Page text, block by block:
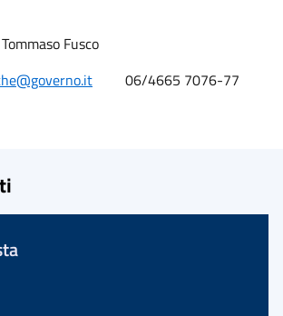
Fusco
06/4665 7076-77